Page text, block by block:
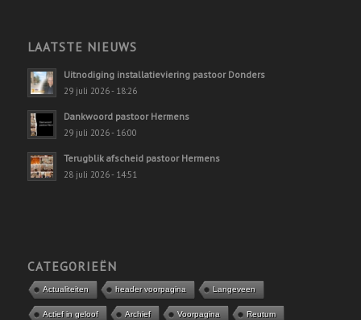
LAATSTE NIEUWS
Uitnodiging installatieviering pastoor Donders
29 juli 2026 - 18:26
Dankwoord pastoor Hermens
29 juli 2026 - 16:00
Terugblik afscheid pastoor Hermens
28 juli 2026 - 14:51
CATEGORIEËN
Actualiteiten header voorpagina Langeveen
Actief in geloof Archief Voorpagina Reutum